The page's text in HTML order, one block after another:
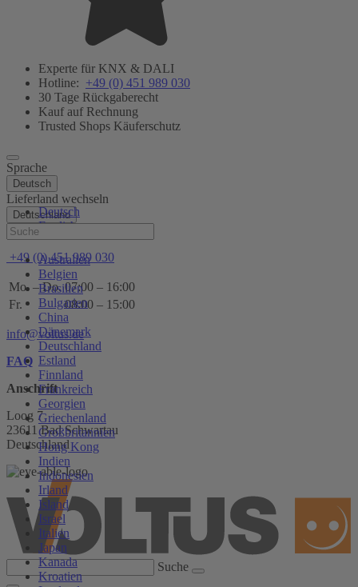
Experte für KNX & DALI
Hotline: +49 (0) 451 989 030
30 Tage Rückgaberecht
Kauf auf Rechnung
Trusted Shops Käuferschutz
Sprache
Deutsch
Deutsch
English
Lieferland wechseln
Deutschland
Australien
Belgien
Brasilien
Bulgarien
China
Dänemark
Deutschland
Estland
Finnland
Frankreich
Georgien
Griechenland
Großbritannien
Hong Kong
Indien
Indonesien
Irland
Island
Israel
Italien
Japan
Kanada
Kroatien
Hilfe
+49 (0) 451 989 030
Mo. – Do. 07:00 – 16:00
Fr.
08:00 – 15:00
info@voltus.de
FAQ
Anschrift
Loog 7
23611 Bad Schwartau
Deutschland
Suche